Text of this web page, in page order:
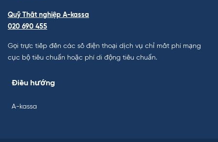
Quỹ Thất nghiệp A-kassa
020 690 455
Gọi trực tiếp đến các số điện thoại dịch vụ chỉ mất phí mạng
cục bộ tiêu chuẩn hoặc phí di động tiêu chuẩn.
Điều hướng
A-kassa